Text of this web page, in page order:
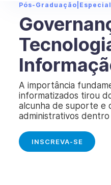
Pós-Graduação
A importância
informatizados tirou
alcunha de suporte e
administrativos dentro
INSCREVA-SE